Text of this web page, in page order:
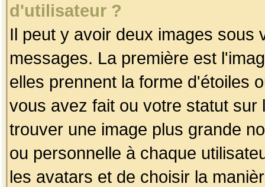
d'utilisateur ?
Il peut y avoir deux images sous
messages. La première est
elles prennent la forme d'étoiles
vous avez fait ou votre statut
trouver une image plus grande
ou personnelle à chaque
les avatars et de choisir la